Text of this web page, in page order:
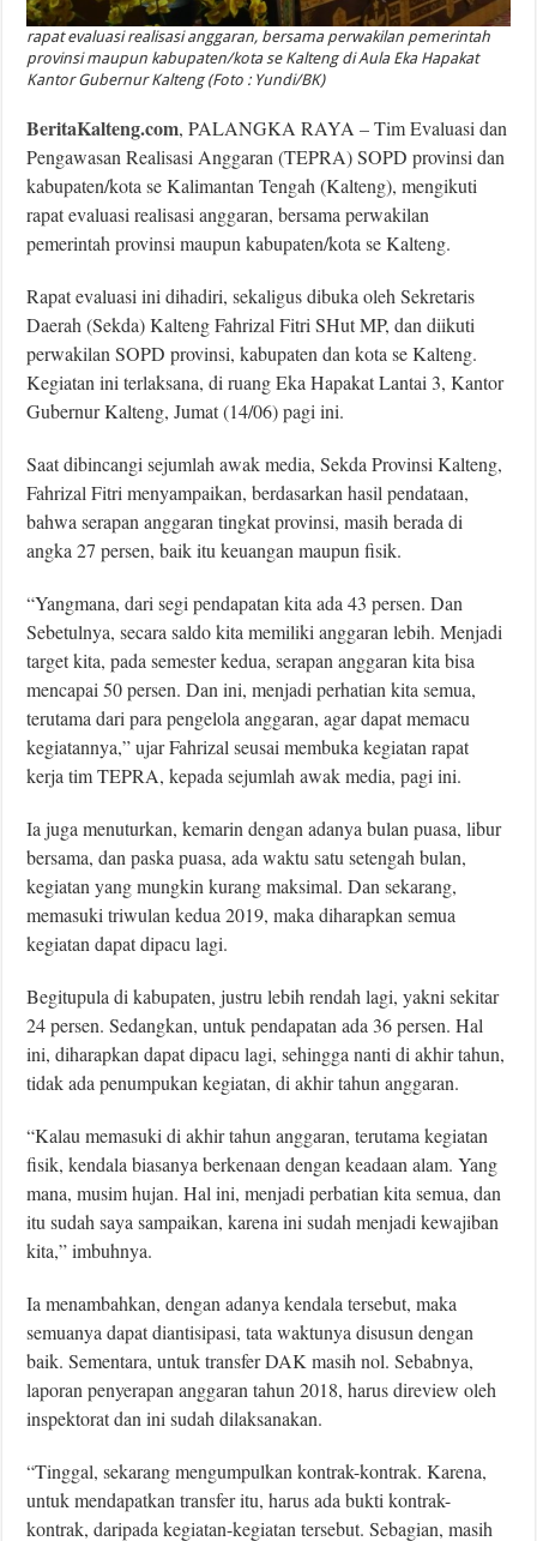
rapat evaluasi realisasi anggaran, bersama perwakilan pemerintah
provinsi maupun kabupaten/kota se Kalteng di Aula Eka Hapakat
Kantor Gubernur Kalteng (Foto : Yundi/BK)
BeritaKalteng.com, PALANGKA RAYA – Tim Evaluasi dan
Pengawasan Realisasi Anggaran (TEPRA) SOPD provinsi dan
kabupaten/kota se Kalimantan Tengah (Kalteng), mengikuti
rapat evaluasi realisasi anggaran, bersama perwakilan
pemerintah provinsi maupun kabupaten/kota se Kalteng.
Rapat evaluasi ini dihadiri, sekaligus dibuka oleh Sekretaris
Daerah (Sekda) Kalteng Fahrizal Fitri SHut MP, dan diikuti
perwakilan SOPD provinsi, kabupaten dan kota se Kalteng.
Kegiatan ini terlaksana, di ruang Eka Hapakat Lantai 3, Kantor
Gubernur Kalteng, Jumat (14/06) pagi ini.
Saat dibincangi sejumlah awak media, Sekda Provinsi Kalteng,
Fahrizal Fitri menyampaikan, berdasarkan hasil pendataan,
bahwa serapan anggaran tingkat provinsi, masih berada di
angka 27 persen, baik itu keuangan maupun fisik.
“Yangmana, dari segi pendapatan kita ada 43 persen. Dan
Sebetulnya, secara saldo kita memiliki anggaran lebih. Menjadi
target kita, pada semester kedua, serapan anggaran kita bisa
mencapai 50 persen. Dan ini, menjadi perhatian kita semua,
terutama dari para pengelola anggaran, agar dapat memacu
kegiatannya,” ujar Fahrizal seusai membuka kegiatan rapat
kerja tim TEPRA, kepada sejumlah awak media, pagi ini.
Ia juga menuturkan, kemarin dengan adanya bulan puasa, libur
bersama, dan paska puasa, ada waktu satu setengah bulan,
kegiatan yang mungkin kurang maksimal. Dan sekarang,
memasuki triwulan kedua 2019, maka diharapkan semua
kegiatan dapat dipacu lagi.
Begitupula di kabupaten, justru lebih rendah lagi, yakni sekitar
24 persen. Sedangkan, untuk pendapatan ada 36 persen. Hal
ini, diharapkan dapat dipacu lagi, sehingga nanti di akhir tahun,
tidak ada penumpukan kegiatan, di akhir tahun anggaran.
“Kalau memasuki di akhir tahun anggaran, terutama kegiatan
fisik, kendala biasanya berkenaan dengan keadaan alam. Yang
mana, musim hujan. Hal ini, menjadi perbatian kita semua, dan
itu sudah saya sampaikan, karena ini sudah menjadi kewajiban
kita,” imbuhnya.
Ia menambahkan, dengan adanya kendala tersebut, maka
semuanya dapat diantisipasi, tata waktunya disusun dengan
baik. Sementara, untuk transfer DAK masih nol. Sebabnya,
laporan penyerapan anggaran tahun 2018, harus direview oleh
inspektorat dan ini sudah dilaksanakan.
“Tinggal, sekarang mengumpulkan kontrak-kontrak. Karena,
untuk mendapatkan transfer itu, harus ada bukti kontrak-
kontrak, daripada kegiatan-kegiatan tersebut. Sebagian, masih